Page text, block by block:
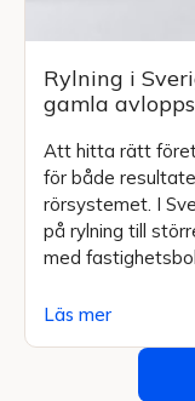
Rylning i
gamla
Att hitta rätt
för både
rörsystemet. I
på rylning till
med
Läs mer